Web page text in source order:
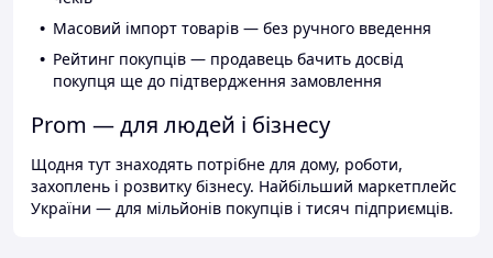
Масовий імпорт товарів — без ручного введення
Рейтинг покупців — продавець бачить досвід
покупця ще до підтвердження замовлення
Prom — для людей і бізнесу
Щодня тут знаходять потрібне для дому, роботи,
захоплень і розвитку бізнесу. Найбільший маркетплейс
України — для мільйонів покупців і тисяч підприємців.